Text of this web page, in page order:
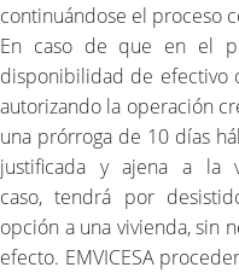
continuándose el proceso
En caso de que en el
disponibilidad de efectivo
autorizando la operación
una prórroga de 10 días
justificada y ajena a la
caso, tendrá por
opción a una vivienda, sin
efecto. EMVICESA